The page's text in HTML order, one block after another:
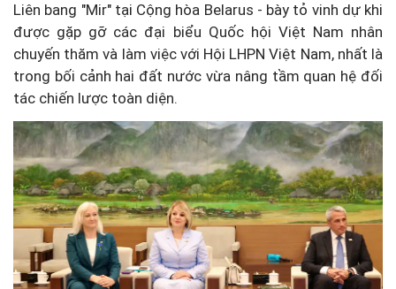
Liên bang "Mir" tại Cộng hòa Belarus - bày tỏ vinh dự khi
được gặp gỡ các đại biểu Quốc hội Việt Nam nhân
chuyến thăm và làm việc với Hội LHPN Việt Nam, nhất là
trong bối cảnh hai đất nước vừa nâng tầm quan hệ đối
tác chiến lược toàn diện.